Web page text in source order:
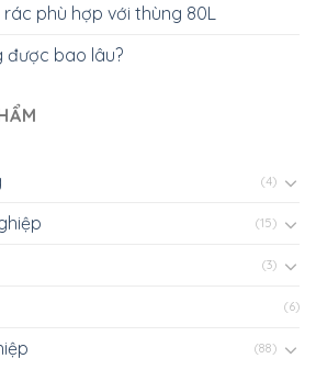
phù hợp với thùng 80L
được bao lâu?
(4)
(15)
(3)
(6)
(88)